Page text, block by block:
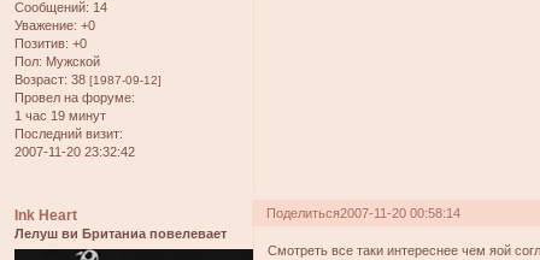
Сообщений: 14
Уважение: +0
Позитив: +0
Пол: Мужской
Возраст: 38 [1987-09-12]
Провел на форуме:
1 час 19 минут
Последний визит:
2007-11-20 23:32:42
Поделиться2007-11-20 00:58:14
Ink Heart
Лелуш ви Британиа повелевает
Смотреть все таки интереснее чем яой